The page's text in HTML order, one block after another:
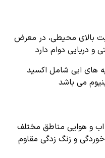
بالای محیطی، در معرض
دریایی دوام دارد
های ابی شامل اکسید
می باشد
اب و هوایی مناطق مختلف
و زنگ زدگی مقاوم